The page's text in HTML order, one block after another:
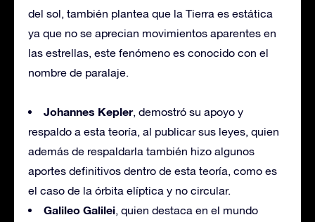
del sol, también plantea que la Tierra es estática
ya que no se aprecian movimientos aparentes en
las estrellas, este fenómeno es conocido con el
nombre de paralaje.
Johannes Kepler, demostró su apoyo y
respaldo a esta teoría, al publicar sus leyes, quien
además de respaldarla también hizo algunos
aportes definitivos dentro de esta teoría, como es
el caso de la órbita elíptica y no circular.
Galileo Galilei, quien destaca en el mundo